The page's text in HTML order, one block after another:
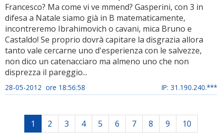
Francesco? Ma come vi ve mmend? Gasperini, con 3 in
difesa a Natale siamo già in B matematicamente,
incontreremo Ibrahimovich o cavani, mica Bruno e
Castaldo! Se proprio dovrà capitare la disgrazia allora
tanto vale cercarne uno d'esperienza con le salvezze,
non dico un catenacciaro ma almeno uno che non
disprezza il pareggio...
28-05-2012 ore 18:56:58 IP: 31.190.240.***
1 2 3 4 5 6 7 8 9 10